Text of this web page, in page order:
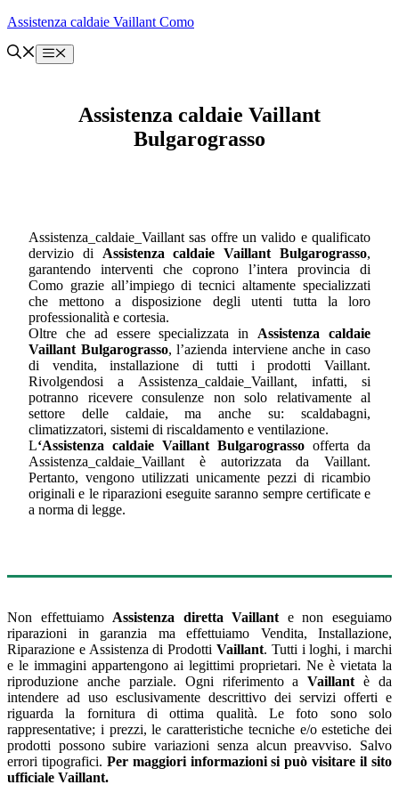
Vai
contenuto
Assistenza caldaie Vaillant Como
Menu
Assistenza caldaie Vaillant
Bulgarograsso
Assistenza_caldaie_Vaillant sas offre un valido e qualificato
dervizio di Assistenza caldaie Vaillant Bulgarograsso,
garantendo interventi che coprono l’intera provincia di
Como grazie all’impiego di tecnici altamente specializzati
che mettono a disposizione degli utenti tutta la loro
professionalità e cortesia.
Oltre che ad essere specializzata in Assistenza caldaie
Vaillant Bulgarograsso, l’azienda interviene anche in caso
di vendita, installazione di tutti i prodotti Vaillant.
Rivolgendosi a Assistenza_caldaie_Vaillant, infatti, si
potranno ricevere consulenze non solo relativamente al
settore delle caldaie, ma anche su: scaldabagni,
climatizzatori, sistemi di riscaldamento e ventilazione.
L‘Assistenza caldaie Vaillant Bulgarograsso offerta da
Assistenza_caldaie_Vaillant è autorizzata da Vaillant.
Pertanto, vengono utilizzati unicamente pezzi di ricambio
originali e le riparazioni eseguite saranno sempre certificate e
a norma di legge.
Non effettuiamo Assistenza diretta Vaillant e non eseguiamo
riparazioni in garanzia ma effettuiamo Vendita, Installazione,
Riparazione e Assistenza di Prodotti Vaillant. Tutti i loghi, i marchi
e le immagini appartengono ai legittimi proprietari. Ne è vietata la
riproduzione anche parziale. Ogni riferimento aVaillant è da
intendere ad uso esclusivamente descrittivo dei servizi offerti e
riguarda la fornitura di ottima qualità. Le foto sono solo
rappresentative; i prezzi, le caratteristiche tecniche e/o estetiche dei
prodotti possono subire variazioni senza alcun preavviso. Salvo
errori tipografici. Per maggiori informazioni si può visitare il sito
ufficiale Vaillant.